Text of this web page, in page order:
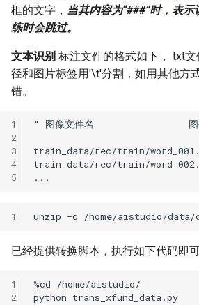
框的文字， 当其内容为“###”时，表
练时会跳过。
文本识别 标注文件的格式如下， txt
径和图片标签用'\t'分割，如用其他方
错。
1
2
3
4
5
1 unzip -q /home/aistudio/data/
已经提供转换脚本，执行如下代码即
1
2
%cd
python